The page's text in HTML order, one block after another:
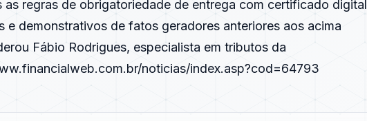
as regras de obrigatoriedade de entrega com certificado digital
e demonstrativos de fatos geradores anteriores aos acima
Fábio Rodrigues, especialista em tributos da
noticias/index.asp?cod=64793